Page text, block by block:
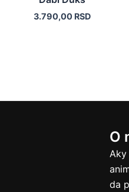
3.790,00 RSD
O
da